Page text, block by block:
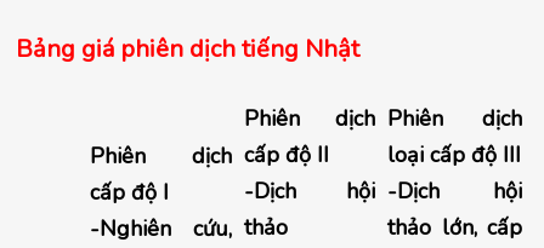
Bảng giá phiên dịch tiếng Nhật
Phiên dịch
cấp độ I
-Nghiên cứu,
Phiên dịch
cấp độ II
-Dịch hội
thảo
Phiên dịch
loại cấp độ III
-Dịch hội
thảo lớn, cấp